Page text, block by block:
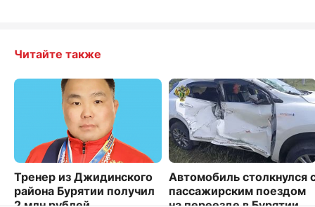
Читайте также
Тренер из Джидинского
района Бурятии получил
Автомобиль столкнулся
пассажирским поездом